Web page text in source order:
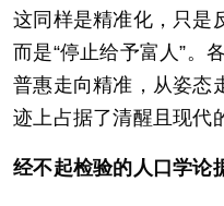
这同样是精准化，只是
而是“停止给予富人”
普惠走向精准，从姿态
迹上占据了清醒且现代
经不起检验的人口学论